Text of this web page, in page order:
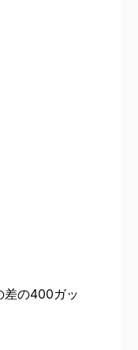
差の400ガッ